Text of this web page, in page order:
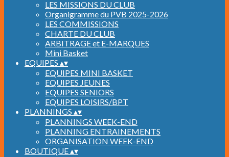
LES MISSIONS DU CLUB
Organigramme du PVB 2025-2026
LES COMMISSIONS
CHARTE DU CLUB
ARBITRAGE et E-MARQUES
Mini Basket
EQUIPES ▴▾
EQUIPES MINI BASKET
EQUIPES JEUNES
EQUIPES SENIORS
EQUIPES LOISIRS/BPT
PLANNINGS ▴▾
PLANNINGS WEEK-END
PLANNING ENTRAINEMENTS
ORGANISATION WEEK-END
BOUTIQUE▴▾